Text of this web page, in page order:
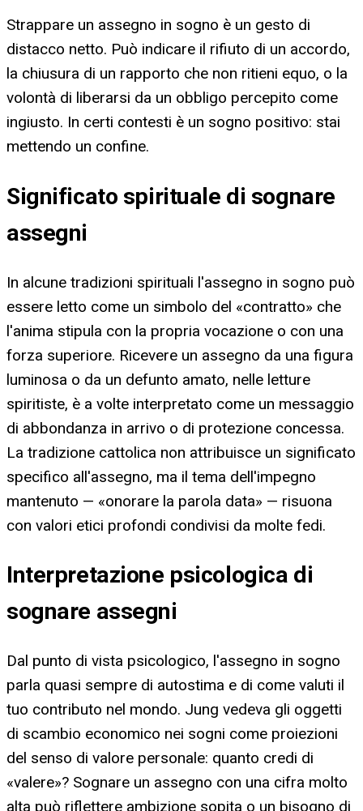
Strappare un assegno in sogno è un gesto di
distacco netto. Può indicare il rifiuto di un accordo,
la chiusura di un rapporto che non ritieni equo, o la
volontà di liberarsi da un obbligo percepito come
ingiusto. In certi contesti è un sogno positivo: stai
mettendo un confine.
Significato spirituale di sognare
assegni
In alcune tradizioni spirituali l'assegno in sogno può
essere letto come un simbolo del «contratto» che
l'anima stipula con la propria vocazione o con una
forza superiore. Ricevere un assegno da una figura
luminosa o da un defunto amato, nelle letture
spiritiste, è a volte interpretato come un messaggio
di abbondanza in arrivo o di protezione concessa.
La tradizione cattolica non attribuisce un significato
specifico all'assegno, ma il tema dell'impegno
mantenuto — «onorare la parola data» — risuona
con valori etici profondi condivisi da molte fedi.
Interpretazione psicologica di
sognare assegni
Dal punto di vista psicologico, l'assegno in sogno
parla quasi sempre di autostima e di come valuti il
tuo contributo nel mondo. Jung vedeva gli oggetti
di scambio economico nei sogni come proiezioni
del senso di valore personale: quanto credi di
«valere»? Sognare un assegno con una cifra molto
alta può riflettere ambizione sopita o un bisogno di